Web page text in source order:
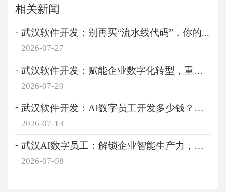
相关新闻
武汉软件开发：别再买“流水线代码”，你的...
2026-07-27
武汉软件开发：赋能企业数字化转型，重塑产...
2026-07-20
武汉软件开发：AI数字员工开发多少钱？企业...
2026-07-13
武汉AI数字员工：解锁企业智能生产力，重塑...
2026-07-08